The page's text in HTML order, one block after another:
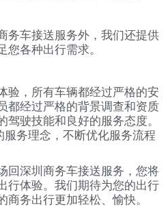
务车接送服务外，我们还提供
您各种出行需求。
验，所有车辆都经过严格的安
都经过严格的背景调查和资质
驶技能和良好的服务态度。
服务理念，不断优化服务流程
回深圳商务车接送服务，您将
行体验。我们期待为您的出行
务出行更加轻松、愉快。